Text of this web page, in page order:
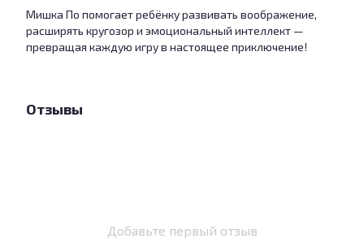
Мишка По помогает ребёнку развивать воображение,
расширять кругозор и эмоциональный интеллект —
превращая каждую игру в настоящее приключение!
Отзывы
Добавьте первый отзыв